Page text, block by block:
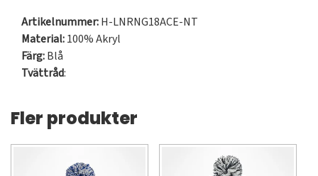
Artikelnummer:H-LNRNG18ACE-NT
Material:100% Akryl
Färg:Blå
Tvättråd:
Fler produkter